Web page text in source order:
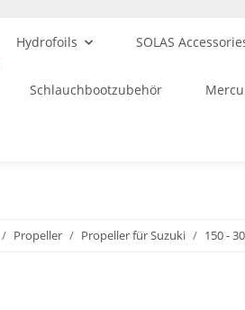
Hydrofoils SOLAS
Schlauchbootzubehör
Propeller Propeller für Suzuki 150 -